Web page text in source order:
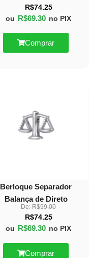
R$74.25
ou R$69.30 no PIX
Comprar
Berloque Separador
Balança de Direto
De:R$99.00
R$74.25
ou R$69.30 no PIX
Comprar